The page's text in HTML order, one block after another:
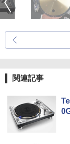
関連記事